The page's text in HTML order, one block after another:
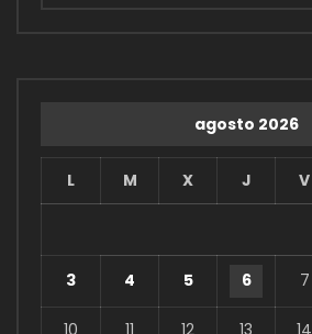
agosto 2026
L M X J V
3 4 5 6 7
10 11 12 13 14